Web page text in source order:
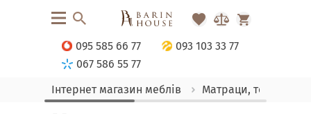
095 585 66 77
093 103 33 77
067 586 55 77
Інтернет магазин меблів
Матраци, текстиль